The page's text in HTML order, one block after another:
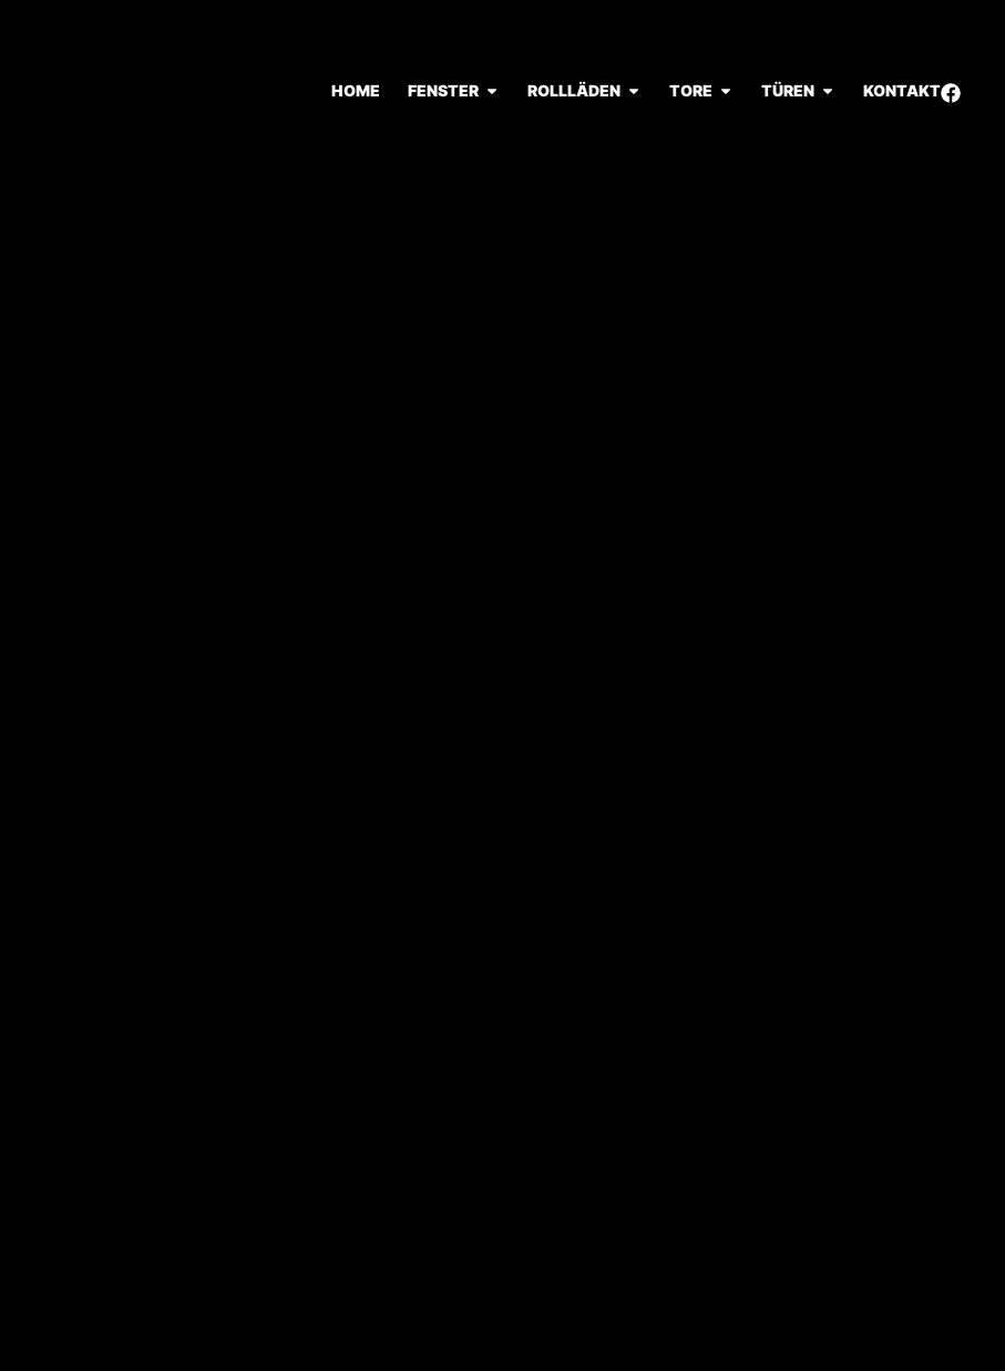
HOME FENSTER ROLLLÄDEN TORE TÜREN KONTAKT